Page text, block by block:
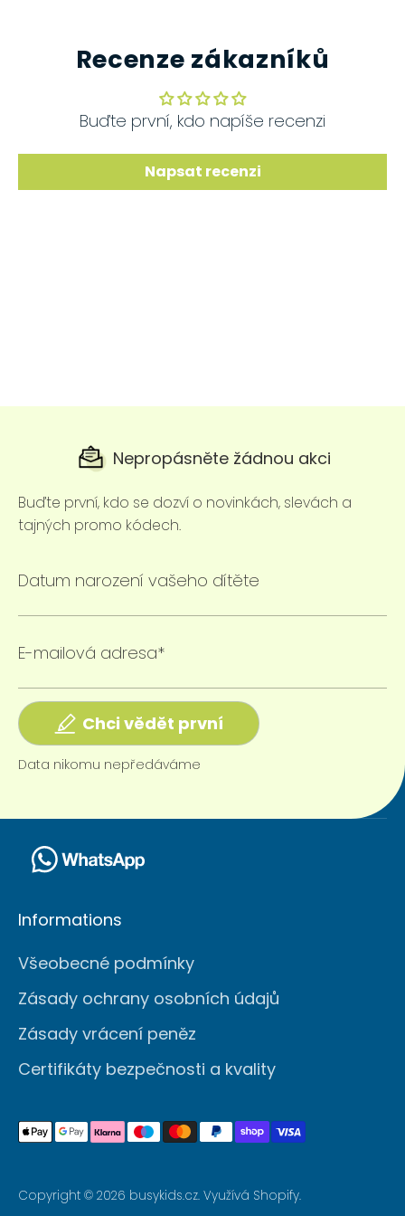
Recenze zákazníků
Buďte první, kdo napíše recenzi
Napsat recenzi
Nepropásněte žádnou akci
Buďte první, kdo se dozví o novinkách, slevách a
tajných promo kódech.
Datum narození vašeho dítěte
E-mailová adresa*
Chci vědět první
Data nikomu nepředáváme
Informations
Všeobecné podmínky
Zásady ochrany osobních údajů
Zásady vrácení peněz
Certifikáty bezpečnosti a kvality
Copyright © 2026 busykids.cz. Využívá Shopify.
Přijatelné
metody